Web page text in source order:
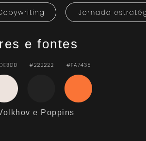
e fontes
e Poppins